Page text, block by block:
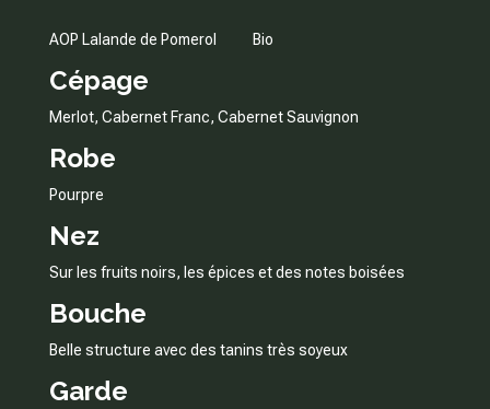
AOP Lalande de Pomerol Bio
Cépage
Merlot, Cabernet Franc, Cabernet Sauvignon
Robe
Pourpre
Nez
Sur les fruits noirs, les épices et des notes boisées
Bouche
Belle structure avec des tanins très soyeux
Garde